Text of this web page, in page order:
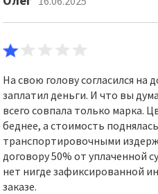
На свою голову согласился на
заплатил деньги. И что вы
всего совпала только марка.
беднее, а стоимость
транспортировочными
договору 50% от уплаченной
нет нигде зафиксированной
заказе.